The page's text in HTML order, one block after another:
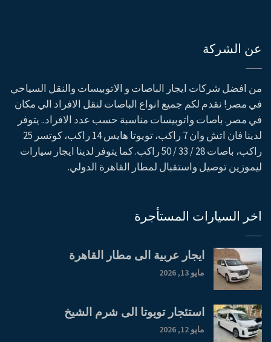
عن الشركة
من افضل شركات ايجار الباصات و الاتوبيسات والنقل السياحي
في مصر! نقدم لكم جميع انواع الباصات لنقل الافراد الي مكان
في مصر. باصات واتوبيسات مناسبة حسب عدد الافراد.. يتوفر
لدينا فان اتش وان 7 راكب، تويوتا هايس 14 راكب، كوتسر 25
راكب، باصات 28 / 33 / 50 راكب. كما يتوفر لدينا ايجار سيارات
ليموزين توصيل واستقبال لمطار القاهرة الدولي.
اخر السيارات المستأجرة
ايجار عربية الى مطار القاهرة
مايو 13, 2026
استئجار تويوتا الى شرم الشيخ
مايو 12, 2026